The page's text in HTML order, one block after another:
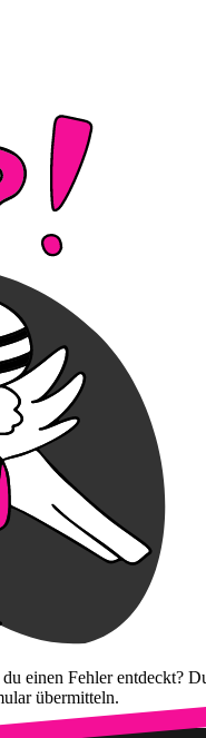
einen Fehler entdeckt?
übermitteln.